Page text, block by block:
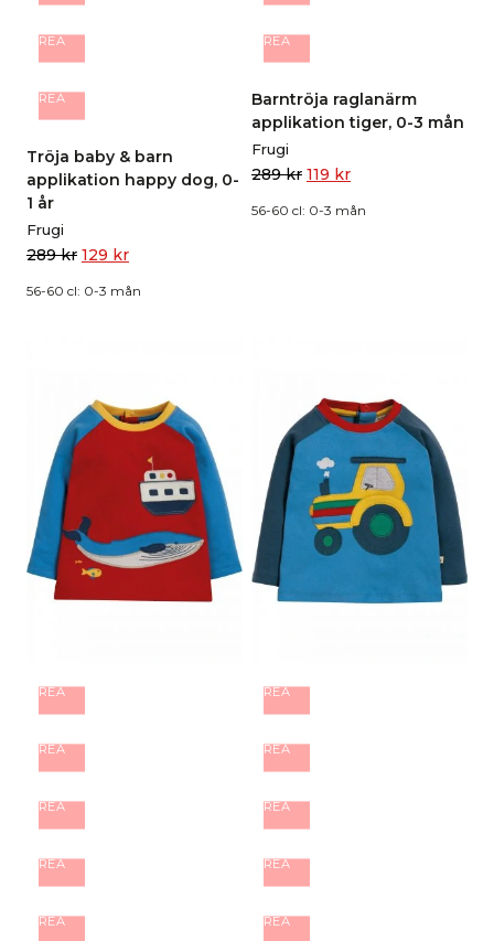
REA
REA
Tröja baby & barn
applikation happy dog, 0-
1 år
Frugi
289kr 129 kr
56-60 cl: 0-3 mån
REA
Barntröja raglanärm
applikation tiger, 0-3 mån
Frugi
289kr 119 kr
56-60 cl: 0-3 mån
REA
REA
REA
REA
REA
REA
REA
REA
REA
REA